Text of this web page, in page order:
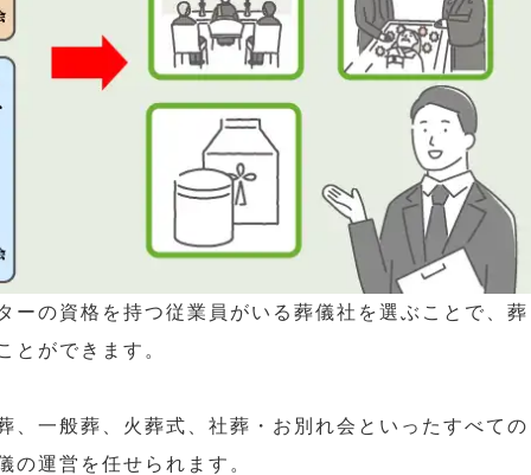
ーの資格を持つ従業員がいる葬儀社を選ぶことで、葬
とができます。
、一般葬、火葬式、社葬・お別れ会といったすべての
の運営を任せられます。